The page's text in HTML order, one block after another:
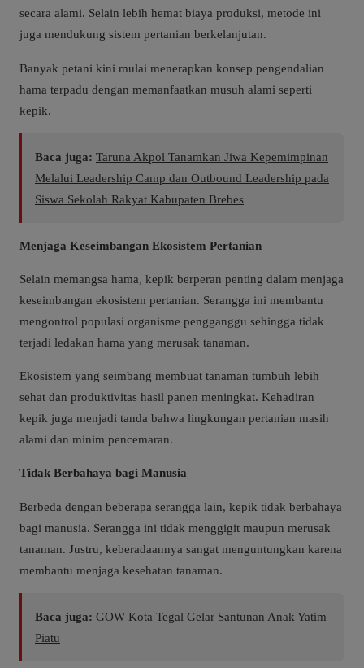
secara alami. Selain lebih hemat biaya produksi, metode ini
juga mendukung sistem pertanian berkelanjutan.
Banyak petani kini mulai menerapkan konsep pengendalian
hama terpadu dengan memanfaatkan musuh alami seperti
kepik.
Baca juga: Taruna Akpol Tanamkan Jiwa Kepemimpinan
Melalui Leadership Camp dan Outbound Leadership pada
Siswa Sekolah Rakyat Kabupaten Brebes
Menjaga Keseimbangan Ekosistem Pertanian
Selain memangsa hama, kepik berperan penting dalam menjaga
keseimbangan ekosistem pertanian. Serangga ini membantu
mengontrol populasi organisme pengganggu sehingga tidak
terjadi ledakan hama yang merusak tanaman.
Ekosistem yang seimbang membuat tanaman tumbuh lebih
sehat dan produktivitas hasil panen meningkat. Kehadiran
kepik juga menjadi tanda bahwa lingkungan pertanian masih
alami dan minim pencemaran.
Tidak Berbahaya bagi Manusia
Berbeda dengan beberapa serangga lain, kepik tidak berbahaya
bagi manusia. Serangga ini tidak menggigit maupun merusak
tanaman. Justru, keberadaannya sangat menguntungkan karena
membantu menjaga kesehatan tanaman.
Baca juga: GOW Kota Tegal Gelar Santunan Anak Yatim
Piatu